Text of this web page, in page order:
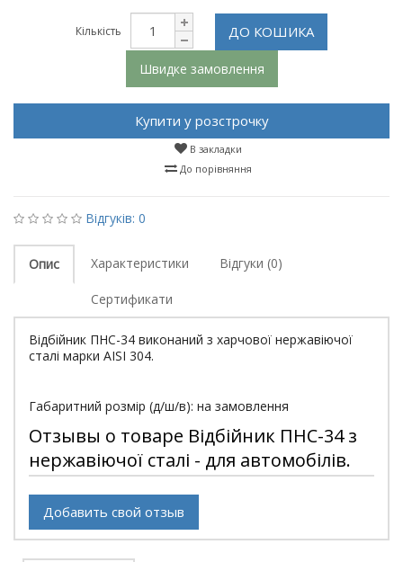
Кількість ДО КОШИКА
Швидке замовлення
Купити у розстрочку
В закладки
До порівняння
Відгуків: 0
Опис Характеристики Відгуки (0)
Сертификати
Відбійник ПНС-34 виконаний з харчової нержавіючої
сталі марки АISI 304.
Габаритний розмір (д/ш/в): на замовлення
Отзывы о товаре Відбійник ПНС-34 з
нержавіючої сталі - для автомобілів.
Добавить свой отзыв